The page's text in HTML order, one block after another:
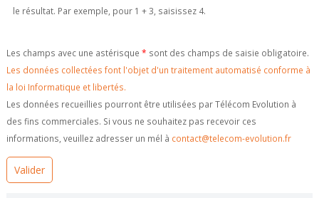
le résultat. Par exemple, pour 1 + 3, saisissez 4.
Les champs avec une astérisque * sont des champs de saisie obligatoire.
Les données collectées font l'objet d'un traitement automatisé conforme à
la loi Informatique et libertés.
Les données recueillies pourront être utilisées par Télécom Evolution à
des fins commerciales. Si vous ne souhaitez pas recevoir ces
informations, veuillez adresser un mél à contact@telecom-evolution.fr